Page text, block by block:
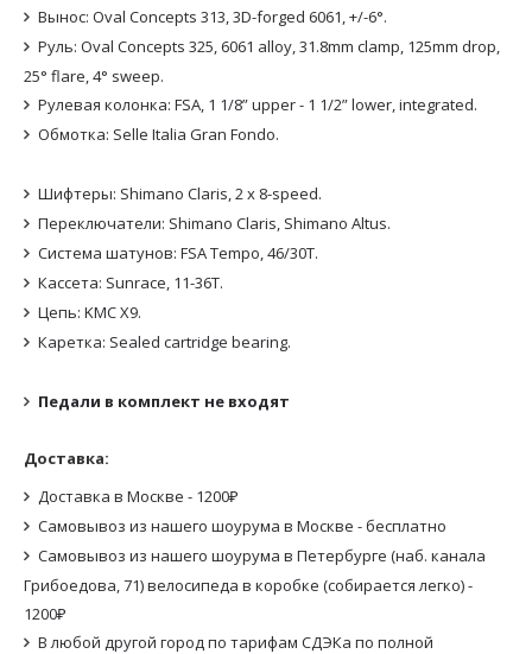
Вынос: Oval Concepts 313, 3D-forged 6061, +/-6°.
Руль: Oval Concepts 325, 6061 alloy, 31.8mm clamp, 125mm drop,
25° flare, 4° sweep.
Рулевая колонка: FSA, 1 1/8” upper - 1 1/2” lower, integrated.
Обмотка: Selle Italia Gran Fondo.
Шифтеры: Shimano Claris, 2 х 8-speed.
Переключатели: Shimano Claris, Shimano Altus.
Система шатунов: FSA Tempo, 46/30T.
Кассета: Sunrace, 11-36T.
Цепь: KMC X9.
Каретка: Sealed cartridge bearing.
Педали в комплект не входят
Доставка:
Доставка в Москве - 1200₽
Самовывоз из нашего шоурума в Москве - бесплатно
Самовывоз из нашего шоурума в Петербурге (наб. канала
Грибоедова, 71) велосипеда в коробке (собирается легко) -
1200₽
В любой другой город по тарифам СДЭКа по полной